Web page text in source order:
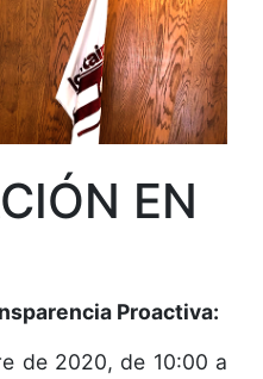
EN
Proactiva:
de 2020, de 10:00 a